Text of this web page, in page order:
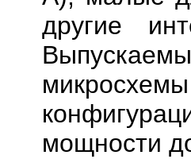
другие
мощности